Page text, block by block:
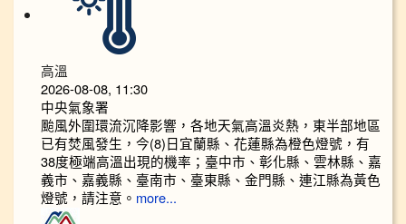
高溫
2026-08-08, 11:30
中央氣象署
颱風外圍環流沉降影響，各地天氣高溫炎熱，東半部地區
已有焚風發生，今(8)日宜蘭縣、花蓮縣為橙色燈號，有
38度極端高溫出現的機率；臺中市、彰化縣、雲林縣、嘉
義市、嘉義縣、臺南市、臺東縣、金門縣、連江縣為黃色
燈號，請注意。 more...